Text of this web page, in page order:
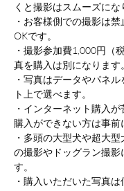
くと撮影はスムーズにな
・お客様側での撮影は
OKです。
・撮影参加費1,000円（
真を購入は別になります。
・写真はデータやパネ
ト上で選べます。
・インターネット購入
購入ができない方は事前
・多頭の大型犬や超大
の撮影やドッグラン撮影
す。
・購入いただいた写真